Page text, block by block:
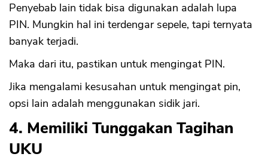
Penyebab lain tidak bisa digunakan adalah lupa
PIN. Mungkin hal ini terdengar sepele, tapi ternyata
banyak terjadi.
Maka dari itu, pastikan untuk mengingat PIN.
Jika mengalami kesusahan untuk mengingat pin,
opsi lain adalah menggunakan sidik jari.
4. Memiliki Tunggakan Tagihan
UKU